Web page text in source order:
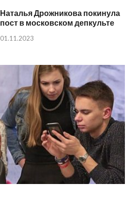
Наталья Дрожникова покинула
пост в московском депкульте
01.11.2023